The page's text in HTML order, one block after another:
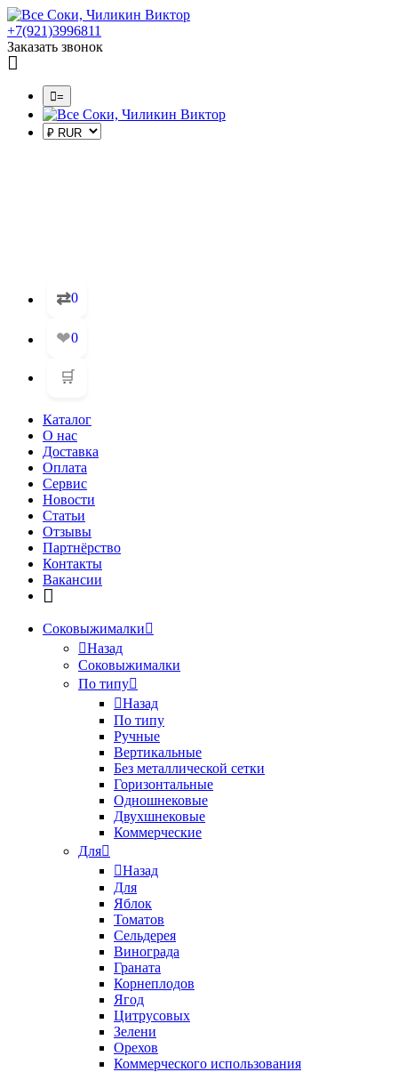
+7(921)3996811
Заказать звонок
=
⇄0
❤0
🛒
Каталог
О нас
Доставка
Оплата
Сервис
Новости
Статьи
Отзывы
Партнёрство
Контакты
Вакансии
Соковыжималки
Назад
Соковыжималки
По типу
Назад
По типу
Ручные
Вертикальные
Без металлической сетки
Горизонтальные
Одношнековые
Двухшнековые
Коммерческие
Для
Назад
Для
Яблок
Томатов
Cельдерея
Винограда
Граната
Корнеплодов
Ягод
Цитрусовых
Зелени
Орехов
Коммерческого использования